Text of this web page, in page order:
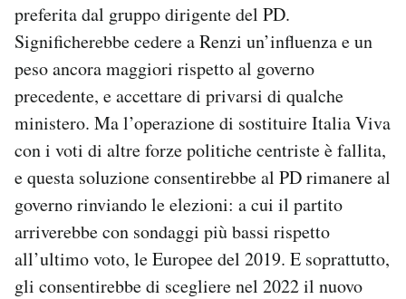
preferita dal gruppo dirigente del PD.
Significherebbe cedere a Renzi un’influenza e un
peso ancora maggiori rispetto al governo
precedente, e accettare di privarsi di qualche
ministero. Ma l’operazione di sostituire Italia Viva
con i voti di altre forze politiche centriste è fallita,
e questa soluzione consentirebbe al PD rimanere al
governo rinviando le elezioni: a cui il partito
arriverebbe con sondaggi più bassi rispetto
all’ultimo voto, le Europee del 2019. E soprattutto,
gli consentirebbe di scegliere nel 2022 il nuovo